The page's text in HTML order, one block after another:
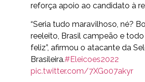
reforça apoio ao candidato à
“Seria tudo maravilhoso, né?
reeleito, Brasil campeão e
feliz”, afirmou o atacante da
Brasileira.#Eleicoes2022
pic.twitter.com/7XGo07akyr